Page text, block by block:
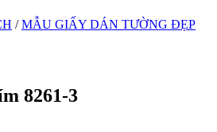
/ MẪU GIẤY DÁN TƯỜNG ĐẸP
8261-3